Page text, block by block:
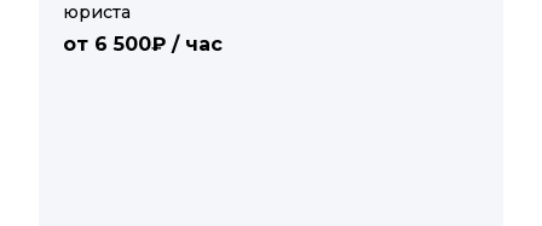
юриста
от 6 500₽ / час